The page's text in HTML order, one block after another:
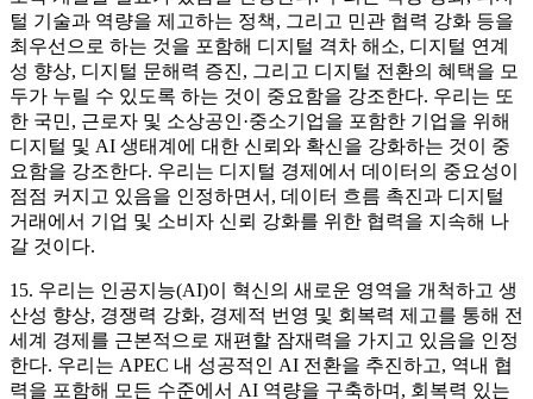
털 기술과 역량을 제고하는 정책, 그리고 민관 협력 강화 등을
최우선으로 하는 것을 포함해 디지털 격차 해소, 디지털 연계
성 향상, 디지털 문해력 증진, 그리고 디지털 전환의 혜택을 모
두가 누릴 수 있도록 하는 것이 중요함을 강조한다. 우리는 또
한 국민, 근로자 및 소상공인·중소기업을 포함한 기업을 위해
디지털 및 AI 생태계에 대한 신뢰와 확신을 강화하는 것이 중
요함을 강조한다. 우리는 디지털 경제에서 데이터의 중요성이
점점 커지고 있음을 인정하면서, 데이터 흐름 촉진과 디지털
거래에서 기업 및 소비자 신뢰 강화를 위한 협력을 지속해 나
갈 것이다.
15. 우리는 인공지능(AI)이 혁신의 새로운 영역을 개척하고 생
산성 향상, 경쟁력 강화, 경제적 번영 및 회복력 제고를 통해 전
세계 경제를 근본적으로 재편할 잠재력을 가지고 있음을 인정
한다. 우리는 APEC 내 성공적인 AI 전환을 추진하고, 역내 협
력을 포함해 모든 수준에서 AI 역량을 구축하며, 회복력 있는